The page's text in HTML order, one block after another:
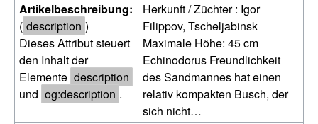
Artikelbeschreibung:
( description )
Dieses Attribut steuert
den Inhalt der
Elemente description
und og:description .
Herkunft / Züchter : Igor
Filippov, Tscheljabinsk
Maximale Höhe: 45 cm
Echinodorus Freundlichkeit
des Sandmannes hat einen
relativ kompakten Busch, der
sich nicht…